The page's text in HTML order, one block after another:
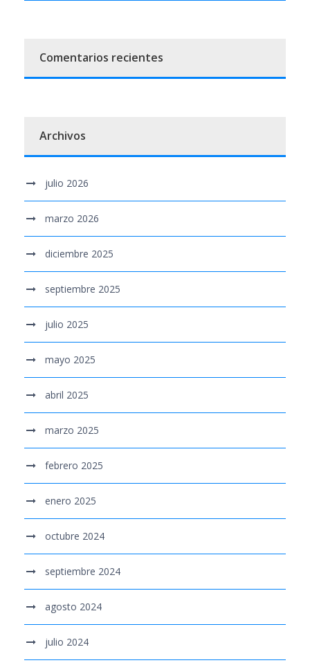
Comentarios recientes
Archivos
julio 2026
marzo 2026
diciembre 2025
septiembre 2025
julio 2025
mayo 2025
abril 2025
marzo 2025
febrero 2025
enero 2025
octubre 2024
septiembre 2024
agosto 2024
julio 2024